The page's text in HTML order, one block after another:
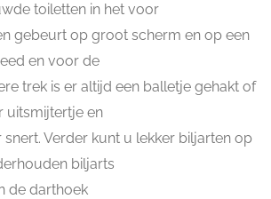
toiletten in het voor
gebeurt op groot scherm en op een
en voor de
trek is er altijd een balletje gehakt of
uitsmijtertje en
Verder kunt u lekker biljarten op
biljarts
de darthoek